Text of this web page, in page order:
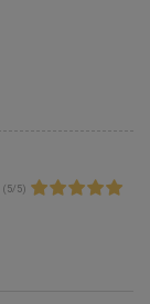
( 5/ 5)